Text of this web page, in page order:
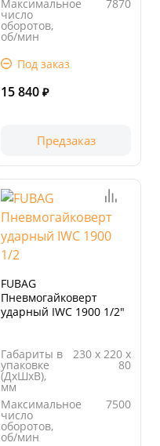
Максимальное
число
оборотов,
об/мин
7870
Длина
мм
Под заказ
15 840 ₽
Предзаказ
FUBAG
Пневмогайковерт
ударный IWC 1900 1/2"
Габариты в
упаковке
(ДхШхВ),
мм
230 х 220 х
80
Максимальное
число
оборотов,
об/мин
7500